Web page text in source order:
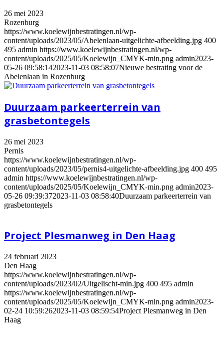
26 mei 2023
Rozenburg
https://www.koelewijnbestratingen.nl/wp-
content/uploads/2023/05/Abelenlaan-uitgelichte-afbeelding.jpg 400
495 admin https://www.koelewijnbestratingen.nl/wp-
content/uploads/2025/05/Koelewijn_CMYK-min.png admin2023-
05-26 09:58:142023-11-03 08:58:07Nieuwe bestrating voor de
Abelenlaan in Rozenburg
Duurzaam parkeerterrein van
grasbetontegels
26 mei 2023
Pernis
https://www.koelewijnbestratingen.nl/wp-
content/uploads/2023/05/pernis4-uitgelichte-afbeelding.jpg 400 495
admin https://www.koelewijnbestratingen.nl/wp-
content/uploads/2025/05/Koelewijn_CMYK-min.png admin2023-
05-26 09:39:372023-11-03 08:58:40Duurzaam parkeerterrein van
grasbetontegels
Project Plesmanweg in Den Haag
24 februari 2023
Den Haag
https://www.koelewijnbestratingen.nl/wp-
content/uploads/2023/02/Uitgelischt-min.jpg 400 495 admin
https://www.koelewijnbestratingen.nl/wp-
content/uploads/2025/05/Koelewijn_CMYK-min.png admin2023-
02-24 10:59:262023-11-03 08:59:54Project Plesmanweg in Den
Haag